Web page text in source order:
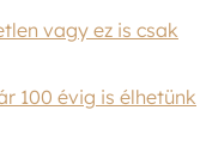
vagy ez is csak
100 évig is élhetünk